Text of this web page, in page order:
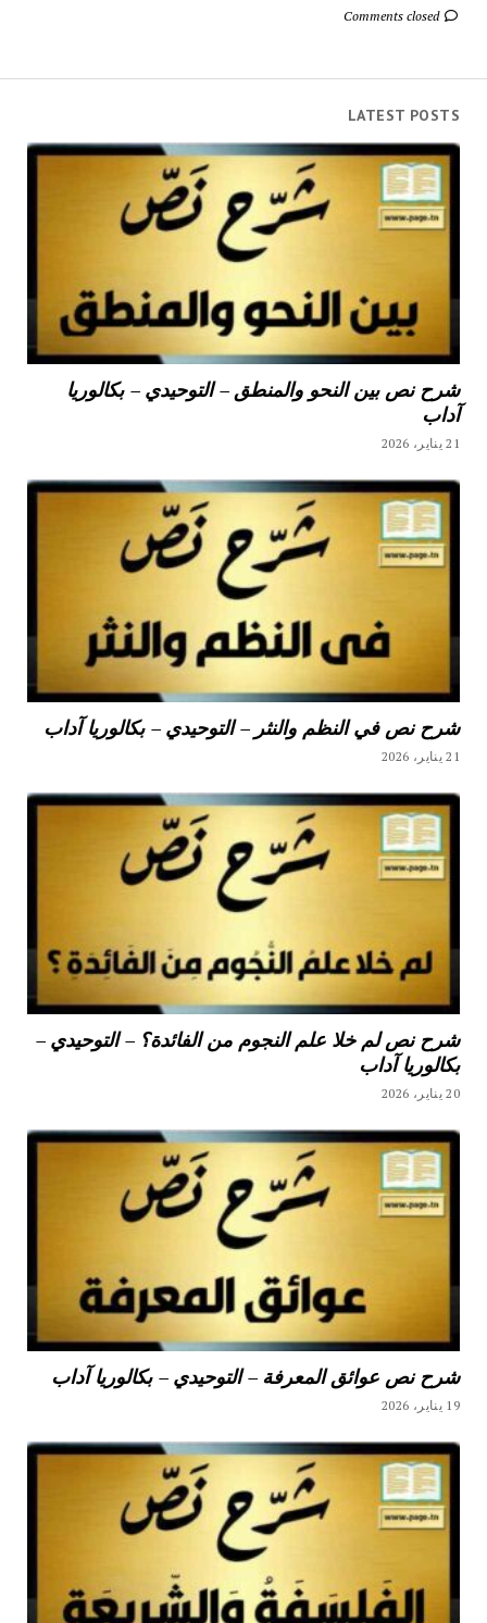
Comments closed
LATEST POSTS
شرح نص بين النحو والمنطق – التوحيدي – بكالوريا
آداب
21 يناير، 2026
شرح نص في النظم والنثر – التوحيدي – بكالوريا آداب
21 يناير، 2026
شرح نص لم خلا علم النجوم من الفائدة؟ – التوحيدي –
بكالوريا آداب
20 يناير، 2026
شرح نص عوائق المعرفة – التوحيدي – بكالوريا آداب
19 يناير، 2026